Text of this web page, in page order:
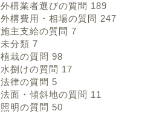
外構業者選びの質問 189
外構費用・相場の質問 247
施主支給の質問 7
未分類 7
植栽の質問 98
水捌けの質問 17
法律の質問 5
法面・傾斜地の質問 11
照明の質問 50